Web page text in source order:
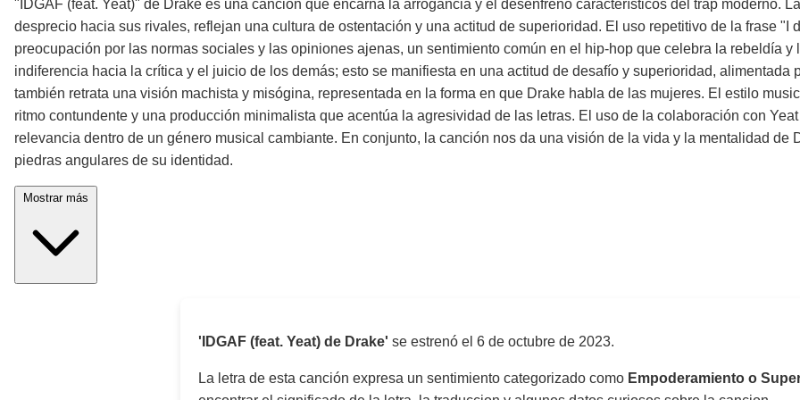
"IDGAF (feat. Yeat)" de Drake es una canción que encarna la arrogancia y el desenfreno característicos del trap moderno.
desprecio hacia sus rivales, reflejan una cultura de ostentación y una actitud de superioridad. El uso repetitivo de la frase "I
preocupación por las normas sociales y las opiniones ajenas, un sentimiento común en el hip-hop que celebra la rebeldía
indiferencia hacia la crítica y el juicio de los demás; esto se manifiesta en una actitud de desafío y superioridad,
también retrata una visión machista y misógina, representada en la forma en que Drake habla de las mujeres. El estilo
ritmo contundente y una producción minimalista que acentúa la agresividad de las letras. El uso de la colaboración con
relevancia dentro de un género musical cambiante. En conjunto, la canción nos da una visión de la vida y la mentalidad
piedras angulares de su identidad.
'IDGAF (feat. Yeat) de Drake' se estrenó el 6 de octubre de 2023.
La letra de esta canción expresa un sentimiento categorizado como Empoderamiento o